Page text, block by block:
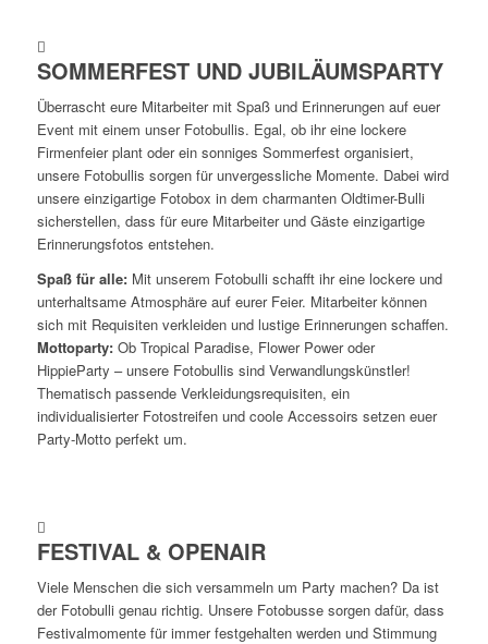
unverbindlich
anfragen
DEINE
KULT-
FOTOBOX!
Fotobulli
als
Highlight
für
dein
Event. !
SOMMERFEST UND JUBILÄUMSPARTY
Überrascht eure Mitarbeiter mit Spaß und Erinnerungen auf euer
Event mit einem unser Fotobullis. Egal, ob ihr eine lockere
Firmenfeier plant oder ein sonniges Sommerfest organisiert,
unsere Fotobullis sorgen für unvergessliche Momente. Dabei wird
unsere einzigartige Fotobox in dem charmanten Oldtimer-Bulli
sicherstellen, dass für eure Mitarbeiter und Gäste einzigartige
Erinnerungsfotos entstehen.
Spaß für alle:Mit unserem Fotobulli schafft ihr eine lockere und
unterhaltsame Atmosphäre auf eurer Feier. Mitarbeiter können
sich mit Requisiten verkleiden und lustige Erinnerungen schaffen.
Mottoparty: Ob Tropical Paradise, Flower Power oder
HippieParty – unsere Fotobullis sind Verwandlungskünstler!
Thematisch passende Verkleidungsrequisiten, ein
individualisierter Fotostreifen und coole Accessoirs setzen euer
Party-Motto perfekt um.
FESTIVAL & OPENAIR
Viele Menschen die sich versammeln um Party machen? Da ist
der Fotobulli genau richtig. Unsere Fotobusse sorgen dafür, dass
Festivalmomente für immer festgehalten werden und Stimmung